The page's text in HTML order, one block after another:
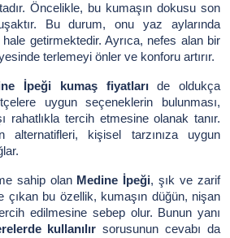
Öncelikle, bu kumaşın dokusu son
Bu durum, onu yaz aylarında
getirmektedir. Ayrıca, nefes alan bir
terlemeyi önler ve konforu artırır.
İpeği kumaş fiyatlarıde oldukça
uygun seçeneklerin bulunması,
rahatlıkla tercih etmesine olanak tanır.
alternatifleri, kişisel tarzınıza uygun
sahip olan Medine İpeği, şık ve zarif
çıkan bu özellik, kumaşın düğün, nişan
edilmesine sebep olur. Bunun yanı
kullanılır sorusunun cevabı da